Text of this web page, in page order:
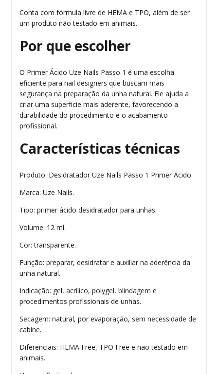
Conta com fórmula livre de HEMA e TPO, além de ser
um produto não testado em animais.
Por que escolher
O Primer Ácido Uze Nails Passo 1 é uma escolha
eficiente para nail designers que buscam mais
segurança na preparação da unha natural. Ele ajuda a
criar uma superfície mais aderente, favorecendo a
durabilidade do procedimento e o acabamento
profissional.
Características técnicas
Produto: Desidratador Uze Nails Passo 1 Primer Ácido.
Marca: Uze Nails.
Tipo: primer ácido desidratador para unhas.
Volume: 12 ml.
Cor: transparente.
Função: preparar, desidratar e auxiliar na aderência da
unha natural.
Indicação: gel, acrílico, polygel, blindagem e
procedimentos profissionais de unhas.
Secagem: natural, por evaporação, sem necessidade de
cabine.
Diferenciais: HEMA Free, TPO Free e não testado em
animais.